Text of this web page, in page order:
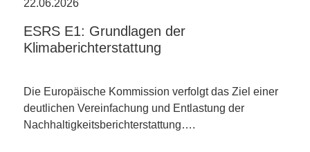
22.06.2026
ESRS E1: Grundlagen der
Klimaberichterstattung
Die Europäische Kommission verfolgt das Ziel einer
deutlichen Vereinfachung und Entlastung der
Nachhaltigkeitsberichterstattung….